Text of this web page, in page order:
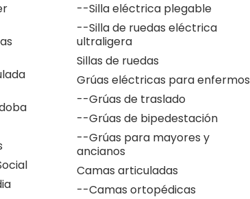
--Silla eléctrica plegable
--Silla de ruedas eléctrica
ultraligera
Sillas de ruedas
Grúas eléctricas para enfermos
--Grúas de traslado
--Grúas de bipedestación
--Grúas para mayores y
ancianos
Camas articuladas
--Camas ortopédicas